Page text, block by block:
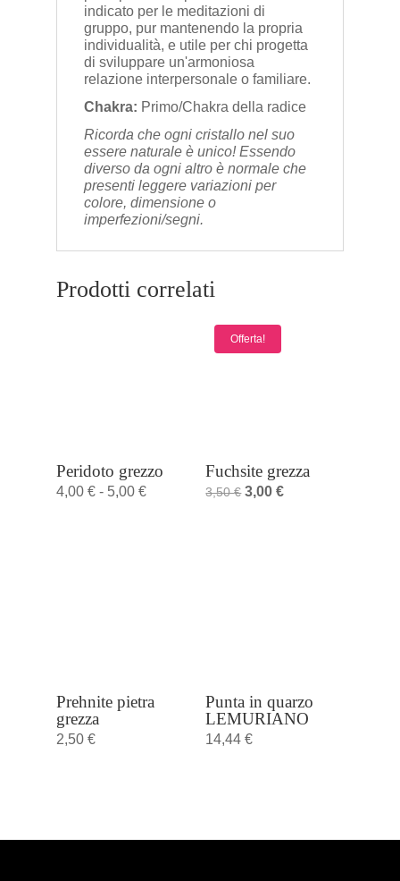
indicato per le meditazioni di
gruppo, pur mantenendo la propria
individualità, e utile per chi progetta
di sviluppare un'armoniosa
relazione interpersonale o familiare.
Chakra: Primo/Chakra della radice
Ricorda che ogni cristallo nel suo
essere naturale è unico! Essendo
diverso da ogni altro è normale che
presenti leggere variazioni per
colore, dimensione o
imperfezioni/segni.
Prodotti correlati
Peridoto grezzo
4,00 € - 5,00 €Fascia
Offerta!
Fuchsite grezza
3,50€ Il
3,00€Il
Prehnite pietra
grezza
2,50 €
Punta in quarzo
LEMURIANO
14,44€